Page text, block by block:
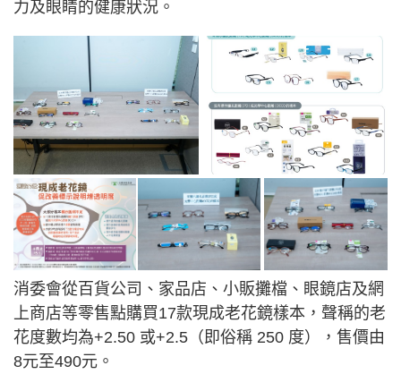
力及眼睛的健康狀況。
消委會從百貨公司、家品店、小販攤檔、眼鏡店及網
上商店等零售點購買17款現成老花鏡樣本，聲稱的老
花度數均為+2.50 或+2.5（即俗稱 250 度），售價由
8元至490元。